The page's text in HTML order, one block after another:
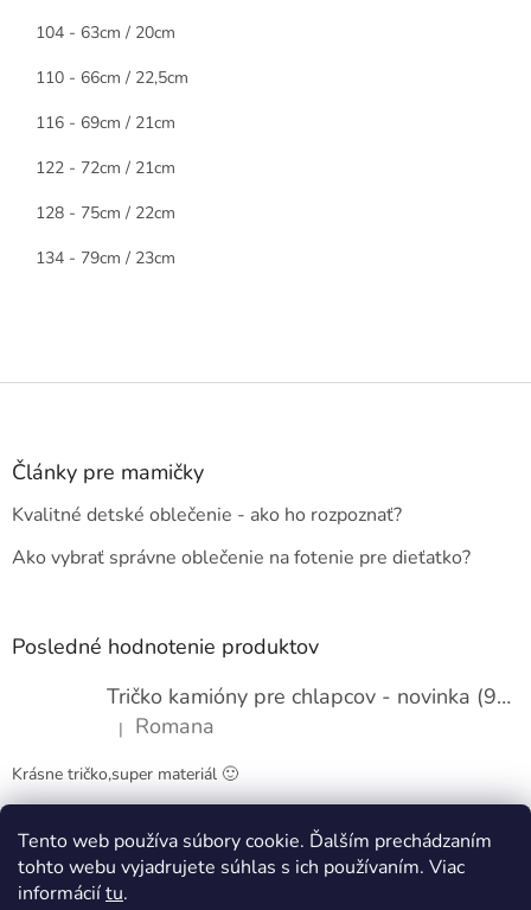
Tento web používa súbory cookie. Ďalším prechádzaním
tohto webu vyjadrujete súhlas s ich používaním. Viac
informáciítu.
104 - 63cm / 20cm
110 - 66cm / 22,5cm
116 - 69cm / 21cm
122 - 72cm / 21cm
128 - 75cm / 22cm
134 - 79cm / 23cm
Z
Články pre mamičky
Kvalitné detské oblečenie - ako ho rozpoznať?
Ako vybrať správne oblečenie na fotenie pre dieťatko?
Posledné hodnotenie produktov
Tričko kamióny pre chlapcov - novinka (98-134)
Hodnotenie produktu je 5 z 5 hviezdičiek.
| Romana
Krásne tričko,super materiál 🙂
Obchodné podmienky Kontakty